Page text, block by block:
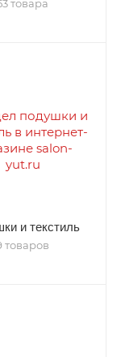
товара
и текстиль
товаров